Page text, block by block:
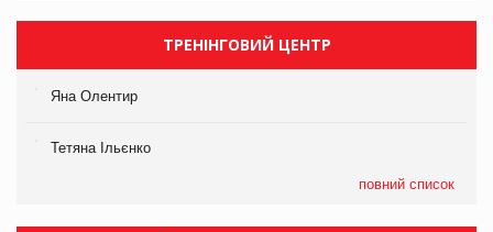
ТРЕНІНГОВИЙ ЦЕНТР
Яна Олентир
Тетяна Ільєнко
повний список